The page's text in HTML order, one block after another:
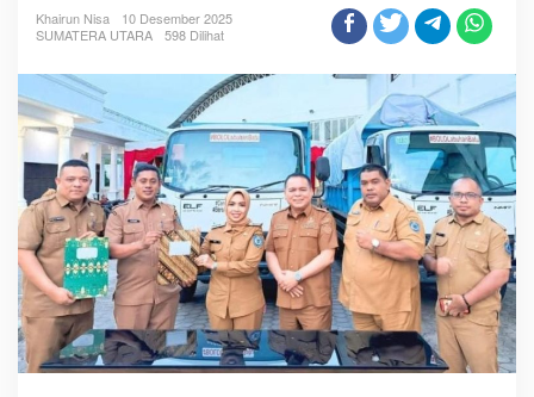
y
a
a
d
i
r
k
a
n
D
u
a
A
r
m
a
Khairun Nisa
10 Desember 2025
SUMATERA UTARA
598 Dilihat